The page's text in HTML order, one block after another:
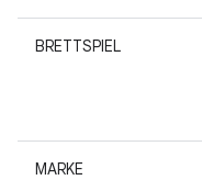
BRETTSPIEL
MARKE